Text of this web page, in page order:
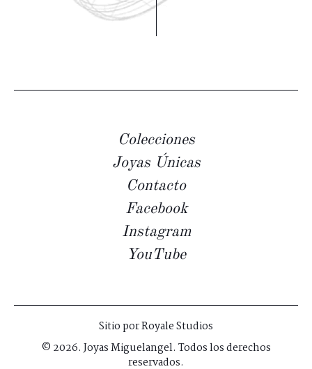
Colecciones
Joyas Únicas
Contacto
Facebook
Instagram
YouTube
Sitio porRoyale Studios
© 2026. Joyas Miguelangel. Todos los derechos
reservados.